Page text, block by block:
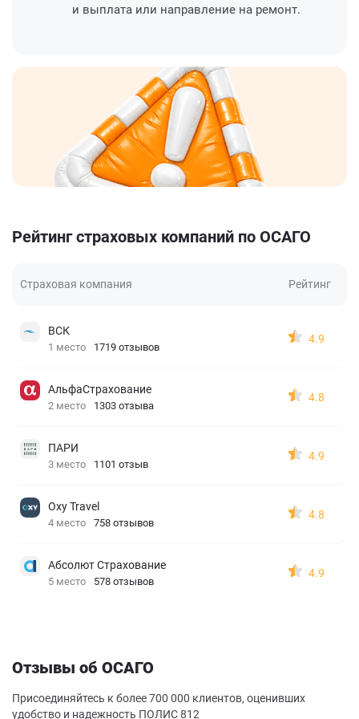
и выплата или направление на ремонт.
Рейтинг страховых компаний по ОСАГО
Страховая компания Рейтинг
ВСК
1 место 1719 отзывов
4.9
АльфаСтрахование
2 место 1303 отзыва
4.8
ПАРИ
3 место 1101 отзыв
4.9
Oxy Travel
4 место 758 отзывов
4.8
Абсолют Страхование
5 место 578 отзывов
4.9
Отзывы об ОСАГО
Присоединяйтесь к более 700 000 клиентов, оценивших
удобство и надежность ПОЛИС 812